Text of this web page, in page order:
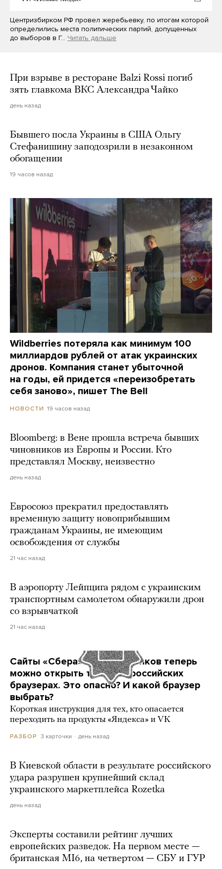
Центризбирком РФ провел жеребьевку, по итогам которой
определились места политических партий, допущенных
до выборов в Г… Читать дальше
При взрыве в ресторане Balzi Rossi погиб
зять главкома ВКС Александра Чайко
день назад
Бывшего посла Украины в США Ольгу
Стефанишину заподозрили в незаконном
обогащении
19 часов назад
Wildberries потеряла как минимум 100
миллиардов рублей от атак украинских
дронов. Компания станет убыточной
на годы, ей придется «переизобретать
себя заново», пишет The Bell
НОВОСТИ 19 часов назад
Bloomberg: в Вене прошла встреча бывших
чиновников из Европы и России. Кто
представлял Москву, неизвестно
день назад
Евросоюз прекратил предоставлять
временную защиту новоприбывшим
гражданам Украины, не имеющим
освобождения от службы
21 час назад
В аэропорту Лейпцига рядом с украинским
транспортным самолетом обнаружили дрон
со взрывчаткой
21 час назад
Сайты «Сбера» и других банков теперь
можно открыть только в российских
браузерах. Это опасно? И какой браузер
выбрать?
Короткая инструкция для тех, кто опасается
переходить на продукты «Яндекса» и VK
РАЗБОР 3 карточки день назад
В Киевской области в результате российского
удара разрушен крупнейший склад
украинского маркетплейса Rozetka
день назад
Эксперты составили рейтинг лучших
европейских разведок. На первом месте —
британская MI6, на четвертом — СБУ и ГУР